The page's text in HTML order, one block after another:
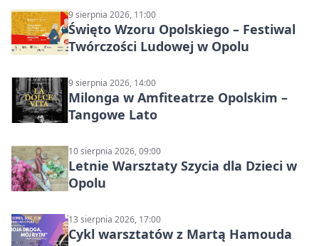
9 sierpnia 2026, 11:00
Święto Wzoru Opolskiego – Festiwal
Twórczości Ludowej w Opolu
9 sierpnia 2026, 14:00
Milonga w Amfiteatrze Opolskim –
Tangowe Lato
10 sierpnia 2026, 09:00
Letnie Warsztaty Szycia dla Dzieci w
Opolu
13 sierpnia 2026, 17:00
Cykl warsztatów z Martą Hamouda